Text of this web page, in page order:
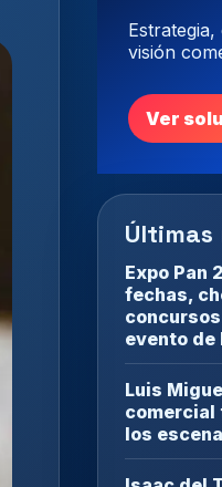
visión
Ver
Expo Pan
fechas,
evento de
Luis
comercial
los